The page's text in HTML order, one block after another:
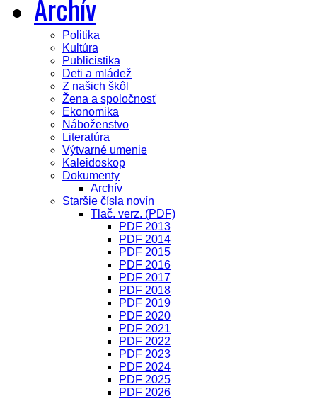
Archív
Politika
Kultúra
Publicistika
Deti a mládež
Z našich škôl
Žena a spoločnosť
Ekonomika
Náboženstvo
Literatúra
Výtvarné umenie
Kaleidoskop
Dokumenty
Archív
Staršie čísla novín
Tlač. verz. (PDF)
PDF 2013
PDF 2014
PDF 2015
PDF 2016
PDF 2017
PDF 2018
PDF 2019
PDF 2020
PDF 2021
PDF 2022
PDF 2023
PDF 2024
PDF 2025
PDF 2026